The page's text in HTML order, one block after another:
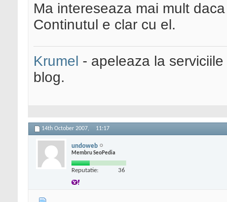
Ma intereseaza mai mult
Continutul e clar cu el.
Krumel - apeleaza la
blog.
14th October 2007, 11:17
undoweb
Membru SeoPedia
Reputatie: 36